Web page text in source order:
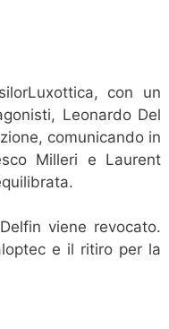
con un
Leonardo Del
comunicando in
Milleri e Laurent
viene revocato.
e il ritiro per la